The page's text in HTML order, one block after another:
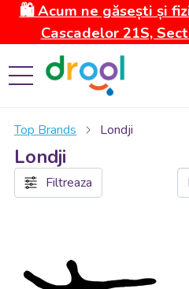
🛍️ Acum ne găsești și
Cascadelor 21S,
Top Brands Londji
Londji
Filtreaza